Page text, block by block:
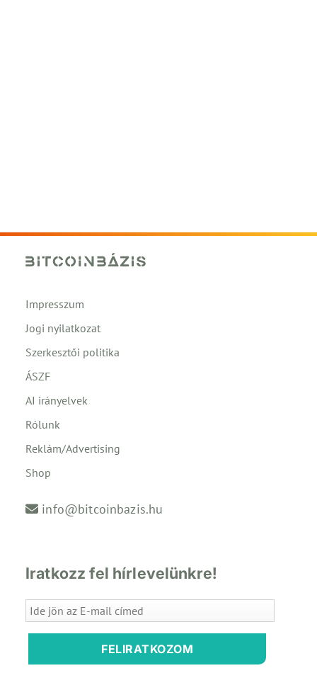
Impresszum
Jogi nyilatkozat
Szerkesztői politika
ÁSZF
AI irányelvek
Rólunk
Reklám/Advertising
Shop
info@bitcoinbazis.hu
Iratkozz fel hírlevelünkre!
FELIRATKOZOM